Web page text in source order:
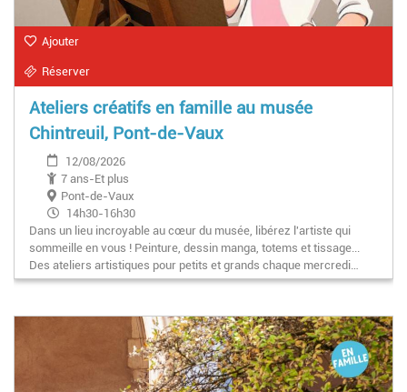
Ajouter
Réserver
Ateliers créatifs en famille au musée
Chintreuil, Pont-de-Vaux
12/08/2026
7 ans-Et plus
Pont-de-Vaux
14h30-16h30
Dans un lieu incroyable au cœur du musée, libérez l'artiste qui
sommeille en vous ! Peinture, dessin manga, totems et tissage...
Des ateliers artistiques pour petits et grands chaque mercredi…